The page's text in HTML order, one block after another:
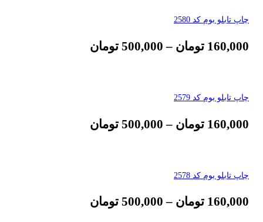
چاپ تابلو بوم کد 2580
160,000 تومان –
500,000 تومان
چاپ تابلو بوم کد 2579
160,000 تومان –
500,000 تومان
چاپ تابلو بوم کد 2578
160,000 تومان –
500,000 تومان